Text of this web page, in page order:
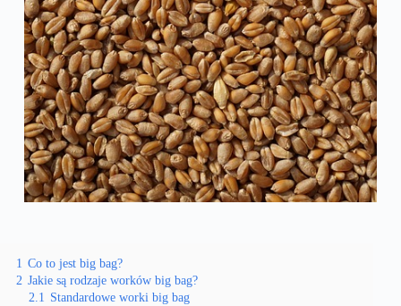
1 Co to jest big bag?
2 Jakie są rodzaje worków big bag?
2.1 Standardowe worki big bag